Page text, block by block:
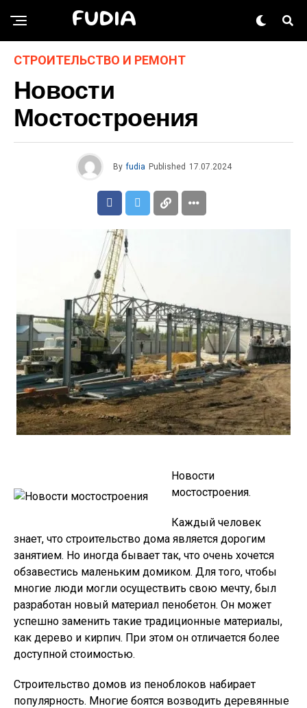
FUDIA
СТРОИТЕЛЬСТВО И РЕМОНТ
Новости
Мостостроения
By fudia Published 17.07.2024
Новости
мостостроения.
Каждый человек
знает, что строительство дома является дорогим
занятием. Но иногда бывает так, что очень хочется
обзавестись маленьким домиком. Для того, чтобы
многие люди могли осуществить свою мечту, был
разработан новый материал пенобетон. Он может
успешно заменить такие традиционные материалы,
как дерево и кирпич. При этом он отличается более
доступной стоимостью.
Строительство домов из пеноблоков набирает
популярность. Многие боятся возводить деревянные